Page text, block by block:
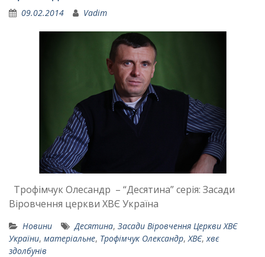
09.02.2014 Vadim
Трофімчук Олесандр – “Десятина” серія: Засади
Віровчення церкви ХВЄ Україна
Новини Десятина, Засади Віровчення Церкви ХВЄ
України, матеріальне, Трофімчук Олександр,ХВЄ,хвє
здолбунів